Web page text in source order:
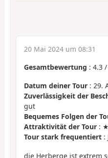
20 Mai 2024 um 08:31
Gesamtbewertung : 4.3 /
Datum deiner Tour : 29.
Zuverlässigkeit der
gut
Bequemes Folgen der
Attraktivität der Tour :
Tour stark frequentiert :
die Herberge ist extrem